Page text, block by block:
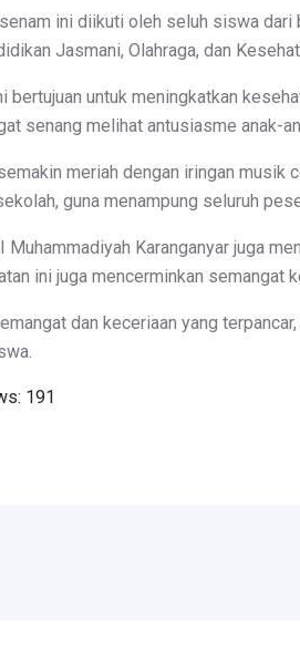
ini diikuti oleh seluh siswa
Jasmani, Olahraga, dan
bertujuan untuk meningkatkan
senang melihat antusiasme anak-
meriah dengan iringan musik
guna menampung seluruh
Muhammadiyah Karanganyar juga
ini juga mencerminkan semangat
dan keceriaan yang
191